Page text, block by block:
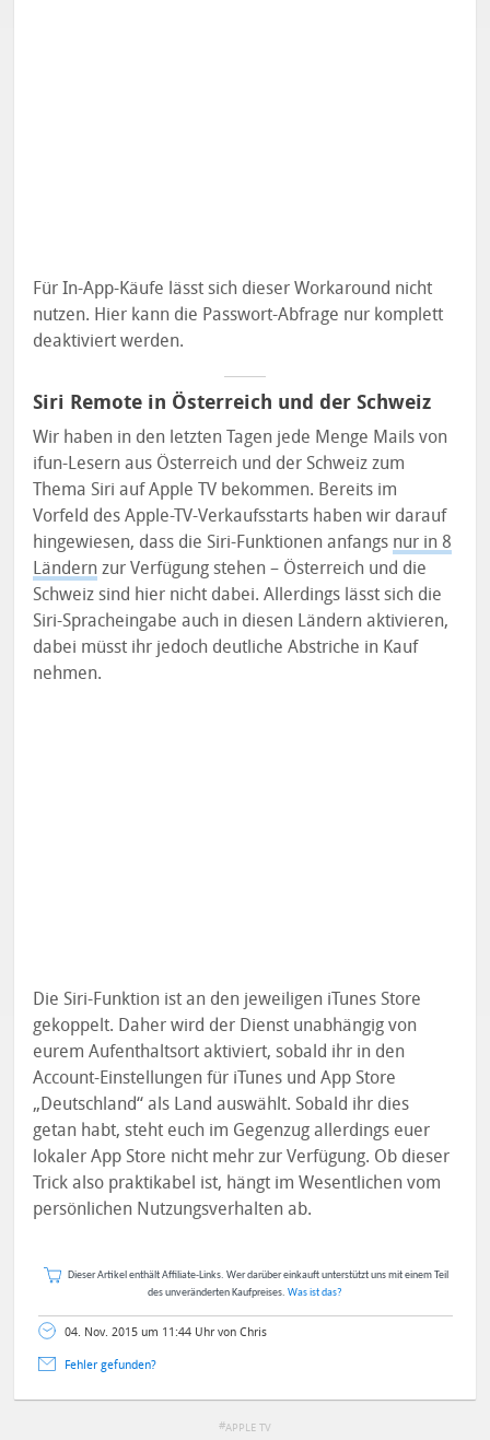
Für In-App-Käufe lässt sich dieser Workaround nicht
nutzen. Hier kann die Passwort-Abfrage nur komplett
deaktiviert werden.
Siri Remote in Österreich und der Schweiz
Wir haben in den letzten Tagen jede Menge Mails von
ifun-Lesern aus Österreich und der Schweiz zum
Thema Siri auf Apple TV bekommen. Bereits im
Vorfeld des Apple-TV-Verkaufsstarts haben wir darauf
hingewiesen, dass die Siri-Funktionen anfangs nur in 8
Ländern zur Verfügung stehen – Österreich und die
Schweiz sind hier nicht dabei. Allerdings lässt sich die
Siri-Spracheingabe auch in diesen Ländern aktivieren,
dabei müsst ihr jedoch deutliche Abstriche in Kauf
nehmen.
Die Siri-Funktion ist an den jeweiligen iTunes Store
gekoppelt. Daher wird der Dienst unabhängig von
eurem Aufenthaltsort aktiviert, sobald ihr in den
Account-Einstellungen für iTunes und App Store
„Deutschland“ als Land auswählt. Sobald ihr dies
getan habt, steht euch im Gegenzug allerdings euer
lokaler App Store nicht mehr zur Verfügung. Ob dieser
Trick also praktikabel ist, hängt im Wesentlichen vom
persönlichen Nutzungsverhalten ab.
Dieser Artikel enthält Affiliate-Links. Wer darüber einkauft unterstützt uns mit einem Teil
des unveränderten Kaufpreises. Was ist das?
04. Nov. 2015 um 11:44 Uhr von Chris
Fehler gefunden?
APPLE TV